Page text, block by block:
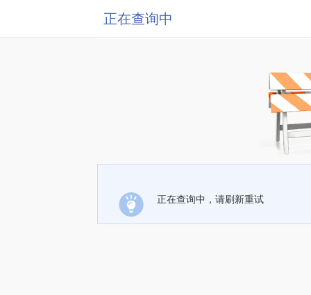
正在查询中
正在查询中，请刷新重试